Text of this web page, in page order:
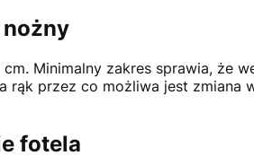
Minimalny zakres sprawia, że
przez co możliwa jest zmiana
fotela